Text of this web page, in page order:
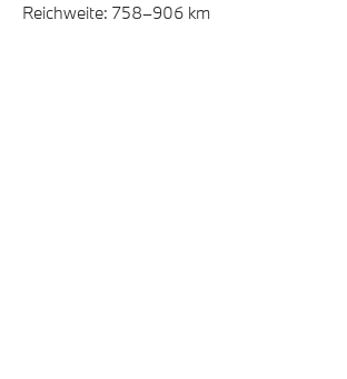
Reichweite: 758–906 km